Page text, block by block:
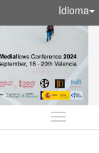
Idioma
Idioma